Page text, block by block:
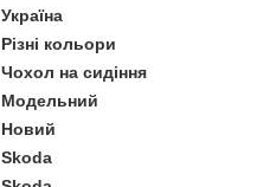
Україна
Різні кольори
Чохол на сидіння
Модельний
Новий
Skoda